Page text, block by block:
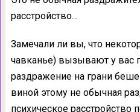
расстройство…
Замечали ли вы, что
чавканье) вызывают у вас
раздражение на грани
виной этому не обычная
психическое расстройство